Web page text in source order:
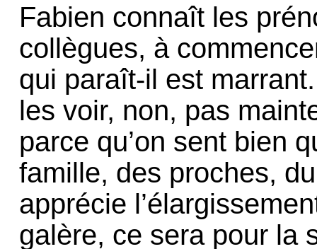
Fabien connaît les
collègues, à
qui paraît-il est
les voir, non, pas
parce qu’on sent bien
famille, des proches,
apprécie
galère, ce sera pour la